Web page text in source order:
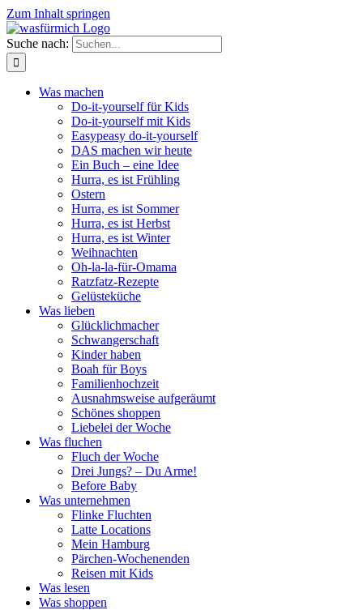
Zum Inhalt springen
Suche nach:
Was machen
Do-it-yourself für Kids
Do-it-yourself mit Kids
Easypeasy do-it-yourself
DAS machen wir heute
Ein Buch – eine Idee
Hurra, es ist Frühling
Ostern
Hurra, es ist Sommer
Hurra, es ist Herbst
Hurra, es ist Winter
Weihnachten
Oh-la-la-für-Omama
Ratzfatz-Rezepte
Gelüsteküche
Was lieben
Glücklichmacher
Schwangerschaft
Kinder haben
Boah für Boys
Familienhochzeit
Ausnahmsweise aufgeräumt
Schönes shoppen
Liebelei der Woche
Was fluchen
Fluch der Woche
Drei Jungs? – Du Arme!
Before Baby
Was unternehmen
Flinke Fluchten
Latte Locations
Mein Hamburg
Pärchen-Wochenenden
Reisen mit Kids
Was lesen
Was shoppen